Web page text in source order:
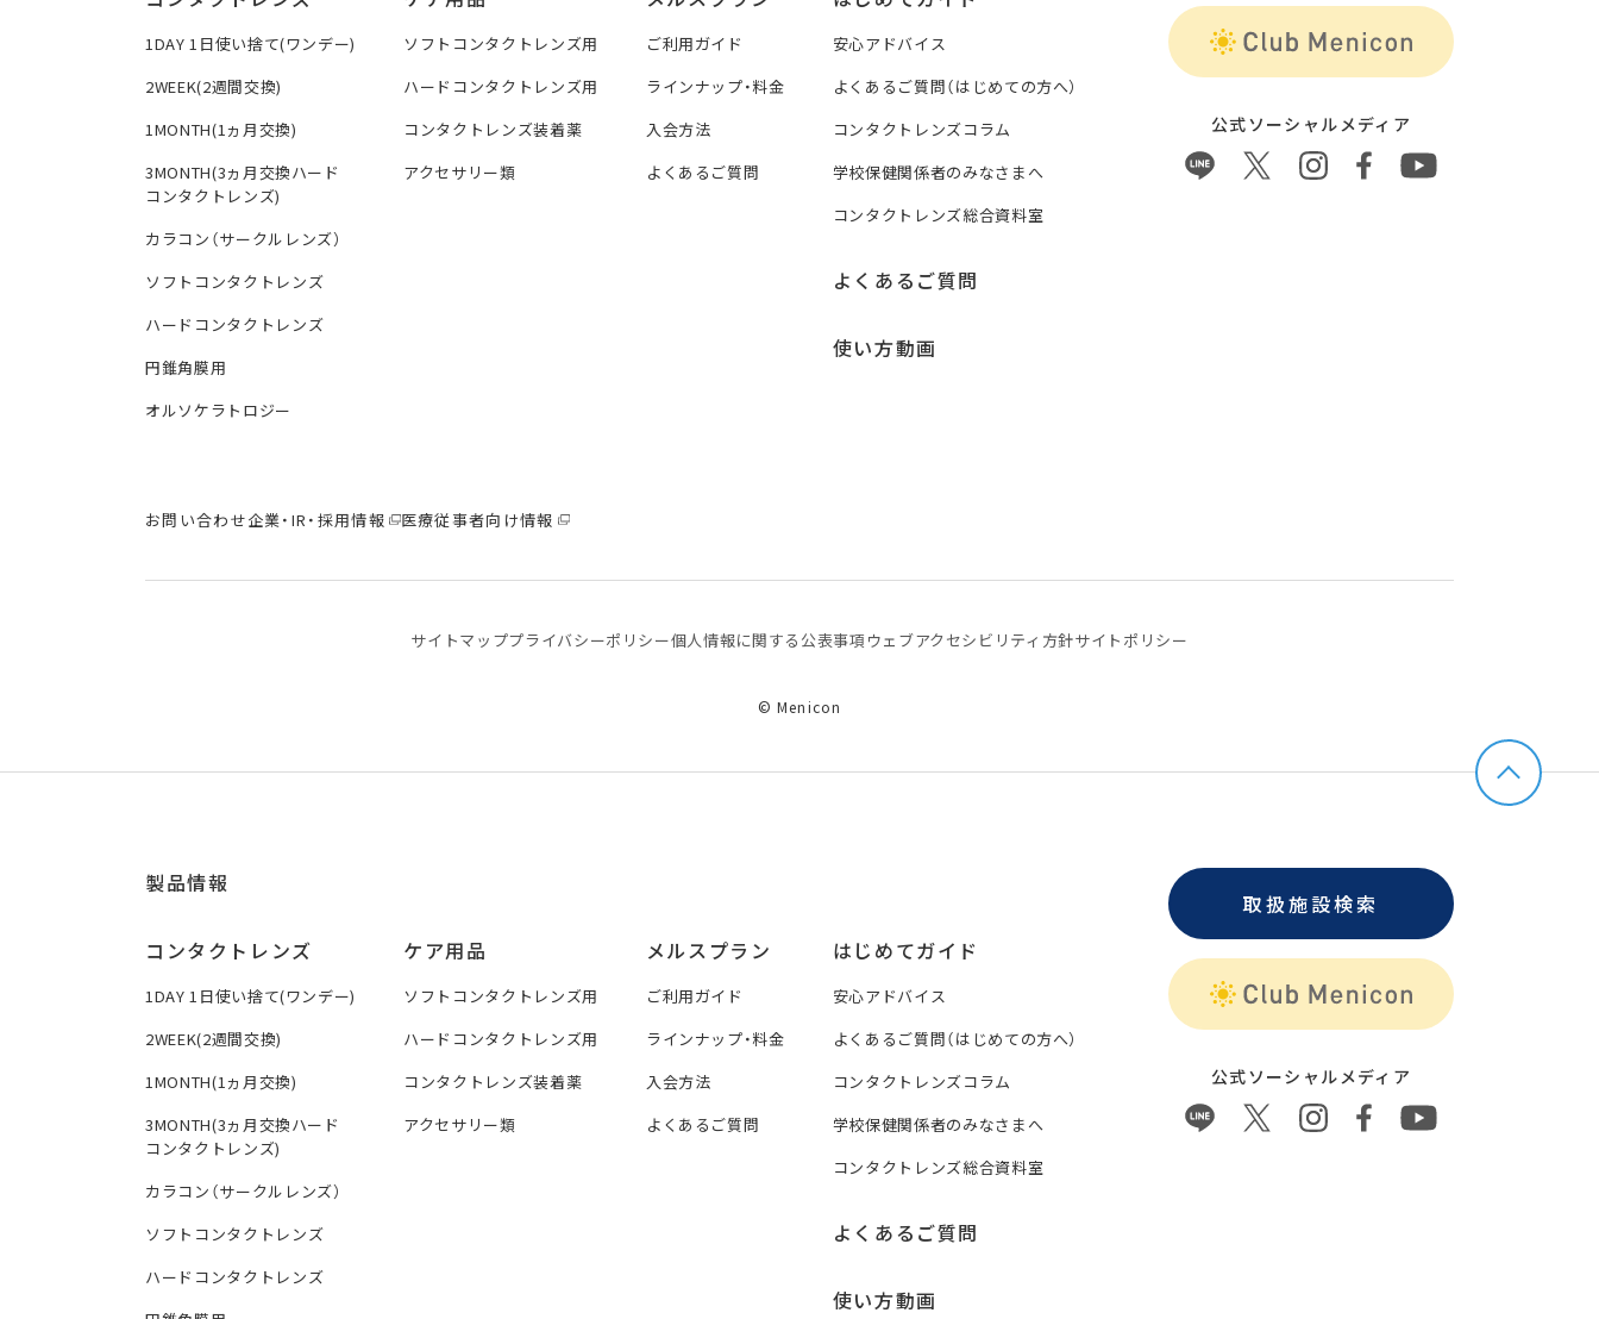
1DAY 1日使い捨て(ワンデー)
2WEEK(2週間交換)
1MONTH(1ヵ月交換)
3MONTH(3ヵ月交換ハード
コンタクトレンズ)
カラコン（サークルレンズ）
ソフトコンタクトレンズ
ハードコンタクトレンズ
円錐角膜用
オルソケラトロジー
ソフトコンタクトレンズ用
ハードコンタクトレンズ用
コンタクトレンズ装着薬
アクセサリー類
ご利用ガイド
ラインナップ・料金
入会方法
よくあるご質問
安心アドバイス
よくあるご質問（はじめての方へ）
コンタクトレンズコラム
学校保健関係者のみなさまへ
コンタクトレンズ総合資料室
よくあるご質問
使い方動画
公式ソーシャルメディア
お問い合わせ企業・IR・採用情報 医療従事者向け情報
サイトマッププライバシーポリシー個⼈情報に関する公表事項 ウェブアクセシビリティ方針サイトポリシー
© Menicon
製品情報
コンタクトレンズ
1DAY 1日使い捨て(ワンデー)
2WEEK(2週間交換)
1MONTH(1ヵ月交換)
3MONTH(3ヵ月交換ハード
コンタクトレンズ)
カラコン（サークルレンズ）
ソフトコンタクトレンズ
ハードコンタクトレンズ
ケア用品
ソフトコンタクトレンズ用
ハードコンタクトレンズ用
コンタクトレンズ装着薬
アクセサリー類
メルスプラン
ご利用ガイド
ラインナップ・料金
入会方法
よくあるご質問
はじめてガイド
安心アドバイス
よくあるご質問（はじめての方へ）
コンタクトレンズコラム
学校保健関係者のみなさまへ
コンタクトレンズ総合資料室
よくあるご質問
使い方動画
取扱施設検索
公式ソーシャルメディア